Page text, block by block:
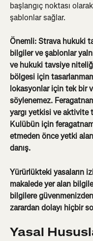
başlangıç noktası
şablonlar sağlar.
Önemli: Strava hukuki
bilgiler ve şablonlar
ve hukuki tavsiye
bölgesi için
lokasyonlar için tek bir
söylenemez.
yargı yetkisi ve aktivite
Kulübün için
etmeden önce yetki
danış.
Yürürlükteki yasaların
makalede yer alan
bilgilere
zarardan dolayı hiçbir
Yasal